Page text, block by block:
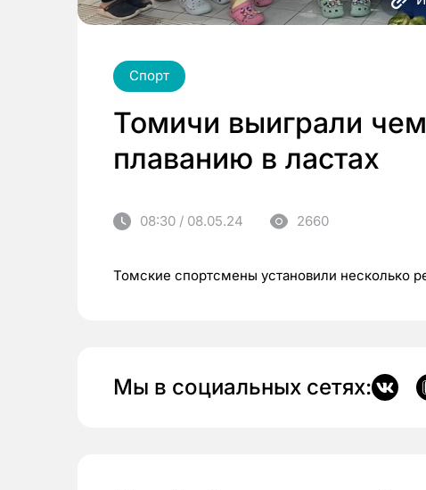
Спорт
Томичи выиграли
плаванию в ластах
08:30 / 08.05.24 2660
Томские спортсмены установили несколько
Мы в социальных сетях: